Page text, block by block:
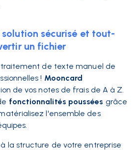
sécurisé et tout-
un fichier
traitement de texte manuel de
! Mooncard
de vos notes de frais de A à Z.
fonctionnalités poussées grâce
l'ensemble des
à la structure de votre entreprise